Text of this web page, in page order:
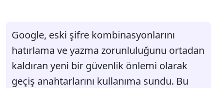
Google, eski şifre kombinasyonlarını
hatırlama ve yazma zorunluluğunu ortadan
kaldıran yeni bir güvenlik önlemi olarak
geçiş anahtarlarını kullanıma sundu. Bu